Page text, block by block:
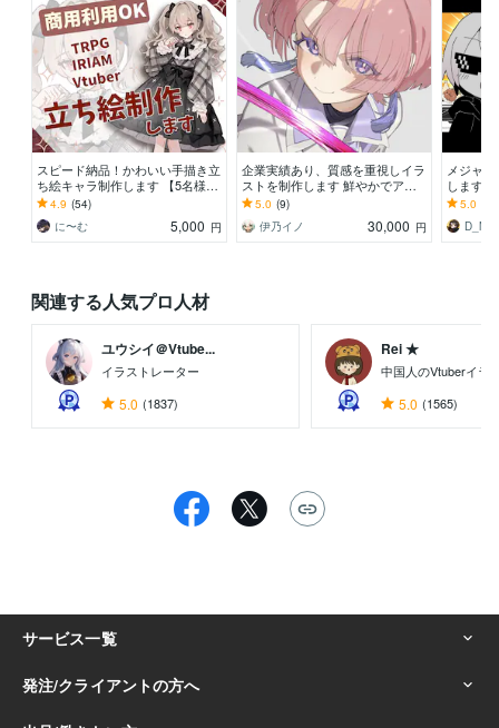
スピード納品！かわいい手描き立
ち絵キャラ制作します 【5名様限
定価格】商用利用可、TRPG、配
信向けイラスト
4.9 (54)
に〜む
5,000 円
企業実績あり、質感を重視しイラ
ストを制作します 鮮やかでアラ
ビアンを特に得意とし、ご要望ど
うりに制作します。
5.0 (9)
伊乃イノ
30,000 円
メジャ
します
求める
5.0
関連する人気プロ人材
ユウシイ＠Vtube...
イラストレーター
5.0 (1837)
Rei ★
中国人のVtuberイラ
5.0 (1565)